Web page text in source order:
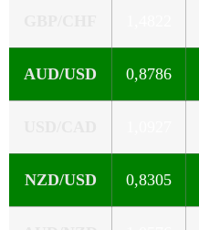
AUD/USD 0,8786
NZD/USD 0,8305